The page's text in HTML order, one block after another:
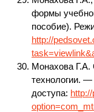
формы
пособие).
http://
Монахова Г.А.
технологии.
доступа: